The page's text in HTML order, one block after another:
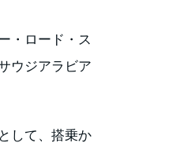
・ロード・ス
ウジアラビア
して、搭乗か